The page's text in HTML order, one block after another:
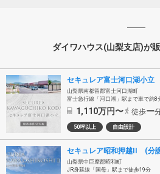
ダイワハウス(山梨支店)が
山梨県南都留郡富士河口湖町
富士急行線「河口湖」駅まで車で約8
1,110万円〜 徒歩ー
50坪以上 自由設計
セキュレア昭和押越II (分
山梨県中巨摩郡昭和町
JR身延線「国母」駅まで徒歩19分